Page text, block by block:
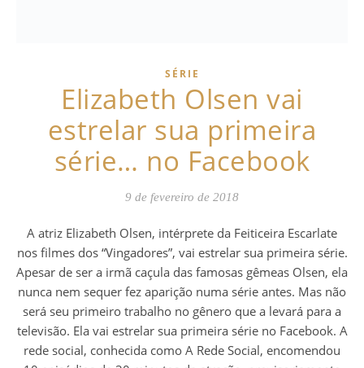
SÉRIE
Elizabeth Olsen vai
estrelar sua primeira
série… no Facebook
9 de fevereiro de 2018
A atriz Elizabeth Olsen, intérprete da Feiticeira Escarlate
nos filmes dos “Vingadores”, vai estrelar sua primeira série.
Apesar de ser a irmã caçula das famosas gêmeas Olsen, ela
nunca nem sequer fez aparição numa série antes. Mas não
será seu primeiro trabalho no gênero que a levará para a
televisão. Ela vai estrelar sua primeira série no Facebook. A
rede social, conhecida como A Rede Social, encomendou